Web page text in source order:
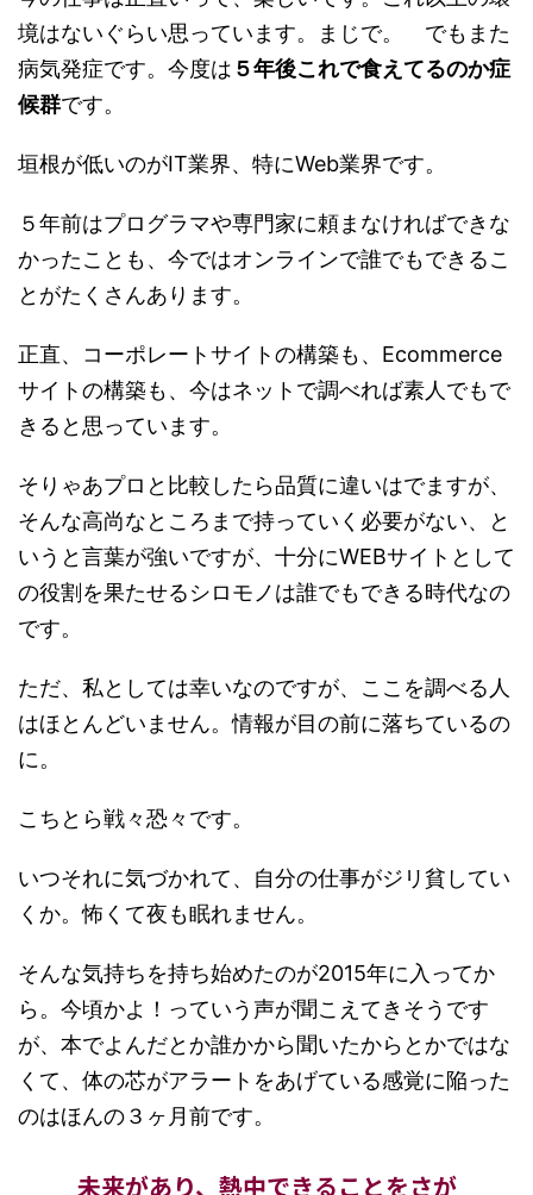
境はないぐらい思っています。まじで。 でもまた
病気発症です。今度は ５年後これで食えてるのか症
候群です。
垣根が低いのがIT業界、特にWeb業界です。
５年前はプログラマや専門家に頼まなければできな
かったことも、今ではオンラインで誰でもできるこ
とがたくさんあります。
正直、コーポレートサイトの構築も、Ecommerce
サイトの構築も、今はネットで調べれば素人でもで
きると思っています。
そりゃあプロと比較したら品質に違いはでますが、
そんな高尚なところまで持っていく必要がない、と
いうと言葉が強いですが、十分にWEBサイトとして
の役割を果たせるシロモノは誰でもできる時代なの
です。
ただ、私としては幸いなのですが、ここを調べる人
はほとんどいません。情報が目の前に落ちているの
に。
こちとら戦々恐々です。
いつそれに気づかれて、自分の仕事がジリ貧してい
くか。怖くて夜も眠れません。
そんな気持ちを持ち始めたのが2015年に入ってか
ら。今頃かよ！っていう声が聞こえてきそうです
が、本でよんだとか誰かから聞いたからとかではな
くて、体の芯がアラートをあげている感覚に陥った
のはほんの３ヶ月前です。
未来があり、熱中できることをさが